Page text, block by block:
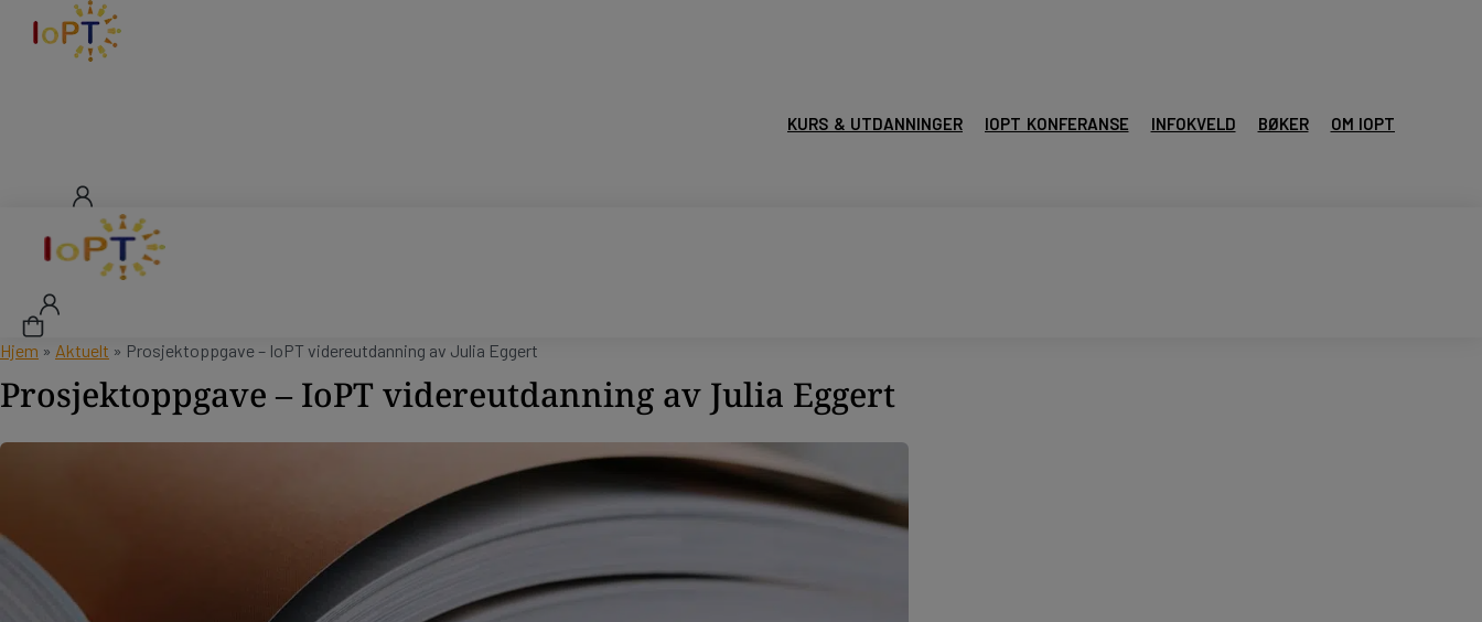
KURS & UTDANNINGER IOPT KONFERANSE INFOKVELD BØKER OM IOPT
Hjem » Aktuelt » Prosjektoppgave – IoPT videreutdanning av Julia Eggert
Prosjektoppgave – IoPT videreutdanning av Julia Eggert